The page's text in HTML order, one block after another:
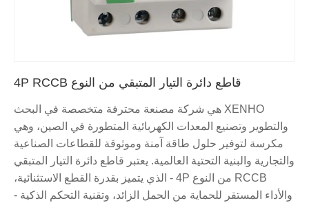
قاطع دائرة التيار المتبقي من النوع 4P RCCB
XENHO هي شركة مصنعة محترفة متخصصة في البحث
والتطوير وتصنيع المعدات الكهربائية المتطورة في الصين، وهي
مكرسة لتوفير حلول طاقة آمنة وموثوقة للقطاعات الصناعية
والتجارية والبنية التحتية العالمية. يعتبر قاطع دائرة التيار المتبقي
RCCB من النوع 4P - الذي يتميز بقدرة القطع الاستثنائية،
والأداء المستقر للحماية من الحمل الزائد، وتقنية التحكم الذكية -